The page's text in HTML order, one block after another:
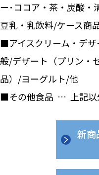
ー･ココア・茶・炭酸・
豆乳・乳飲料/ケース商
■アイスクリーム・デ
般/デザート（プリン・
品）/ヨーグルト/他
■その他食品 … 上記以
新商